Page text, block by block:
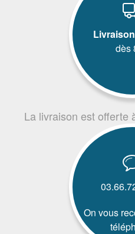
dès
La livraison est offerte
On vous